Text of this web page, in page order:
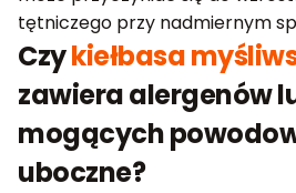
tętniczego przy nadmiernym
Czykiełbasa
zawiera alergenów
mogących
uboczne?